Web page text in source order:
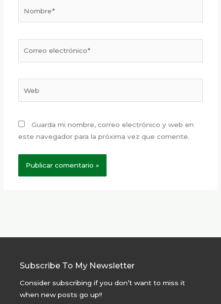
Guarda mi nombre, correo electrónico y web en
este navegador para la próxima vez que comente.
Subscribe To My Newsletter
Consider subscribing if you don’t want to miss it
when new posts go up!!